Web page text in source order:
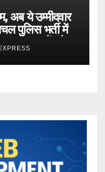
अब ये उम्मीदवार
पुलिस भर्ती में
युवाओं को